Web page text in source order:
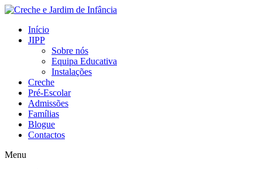
Início
JIPP
Sobre nós
Equipa Educativa
Instalações
Creche
Pré-Escolar
Admissões
Famílias
Blogue
Contactos
Menu